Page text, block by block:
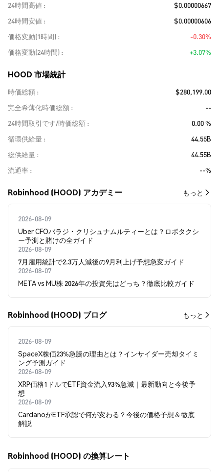
24時間高値
$0.00000667
24時間安値
$0.00000606
価格変動(1時間)
-0.30%
価格変動(24時間)
+3.07%
HOOD 市場統計
時価総額
$280,199.00
完全希薄化時価総額
--
24時間取引です/時価総額
0.00 %
循環供給量
44.55B
総供給量
44.55B
流通率
--%
Robinhood (HOOD) アカデミー もっと
2026-08-09
Uber CFOバラジ・クリシュナムルティーとは？ロボタクシ
ー予測と賭けの全ガイド
2026-08-09
7月雇用統計で2.3万人減後の9月利上げ予想急変ガイド
2026-08-07
META vs MU株 2026年の投資先はどっち？徹底比較ガイド
Robinhood (HOOD) ブログ もっと
2026-08-09
SpaceX株価23%急騰の理由とは？インサイダー売却タイミ
ング予測ガイド
2026-08-09
XRP価格1ドルでETF資金流入93%急減｜最新動向と今後予
想
2026-08-09
CardanoがETF承認で何が変わる？今後の価格予想＆徹底
解説
Robinhood (HOOD) の換算レート